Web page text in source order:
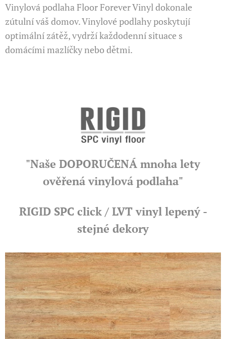
Vinylová podlaha Floor Forever Vinyl dokonale
zútulní váš domov. Vinylové podlahy poskytují
optimální zátěž, vydrží každodenní situace s
domácími mazlíčky nebo dětmi.
"Naše DOPORUČENÁ mnoha lety
ověřená vinylová podlaha"
RIGID SPC click / LVT vinyl lepený -
stejné dekory